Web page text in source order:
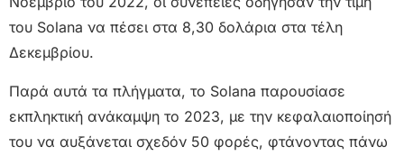
του Solana να πέσει στα 8,30 δολάρια στα τέλη
Δεκεμβρίου.
Παρά αυτά τα πλήγματα, το Solana παρουσίασε
εκπληκτική ανάκαμψη το 2023, με την κεφαλαιοποίησή
του να αυξάνεται σχεδόν 50 φορές, φτάνοντας πάνω